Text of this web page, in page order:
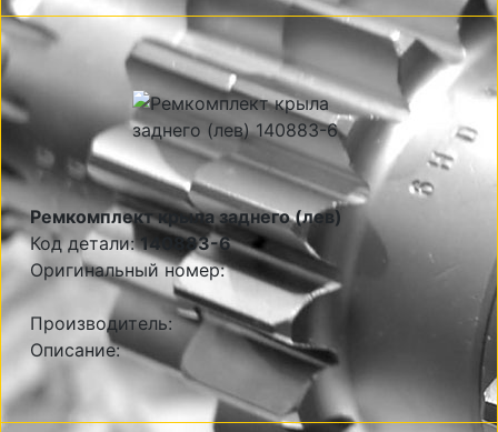
Ремкомплект крыла заднего (лев)
Код детали:140883-6
Оригинальный номер:
Производитель:
Описание: